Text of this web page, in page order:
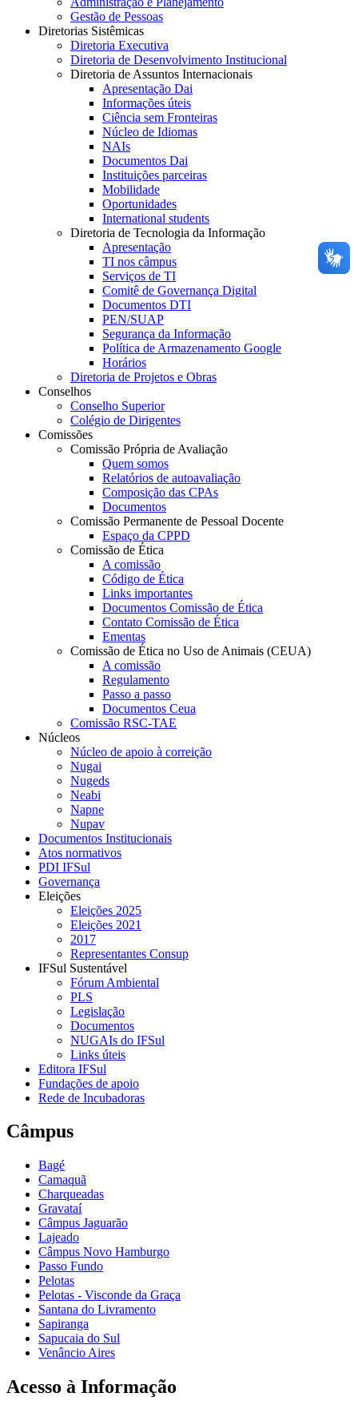
Gestão de Pessoas
Diretorias Sistêmicas
Diretoria Executiva
Diretoria de Desenvolvimento Institucional
Diretoria de Assuntos Internacionais
Apresentação Dai
Informações úteis
Ciência sem Fronteiras
Núcleo de Idiomas
NAIs
Documentos Dai
Instituições parceiras
Mobilidade
Oportunidades
International students
Diretoria de Tecnologia da Informação
Apresentação
TI nos câmpus
Serviços de TI
Comitê de Governança Digital
Documentos DTI
PEN/SUAP
Segurança da Informação
Política de Armazenamento Google
Horários
Diretoria de Projetos e Obras
Conselhos
Conselho Superior
Colégio de Dirigentes
Comissões
Comissão Própria de Avaliação
Quem somos
Relatórios de autoavaliação
Composição das CPAs
Documentos
Comissão Permanente de Pessoal Docente
Espaço da CPPD
Comissão de Ética
A comissão
Código de Ética
Links importantes
Documentos Comissão de Ética
Contato Comissão de Ética
Ementas
Comissão de Ética no Uso de Animais (CEUA)
A comissão
Regulamento
Passo a passo
Documentos Ceua
Comissão RSC-TAE
Núcleos
Núcleo de apoio à correição
Nugai
Nugeds
Neabi
Napne
Nupav
Documentos Institucionais
Atos normativos
PDI IFSul
Governança
Eleições
Eleições 2025
Eleições 2021
2017
Representantes Consup
IFSul Sustentável
Fórum Ambiental
PLS
Legislação
Documentos
NUGAIs do IFSul
Links úteis
Editora IFSul
Fundações de apoio
Rede de Incubadoras
Câmpus
Bagé
Camaquã
Charqueadas
Gravataí
Câmpus Jaguarão
Lajeado
Câmpus Novo Hamburgo
Passo Fundo
Pelotas
Pelotas - Visconde da Graça
Santana do Livramento
Sapiranga
Sapucaia do Sul
Venâncio Aires
Acesso à Informação